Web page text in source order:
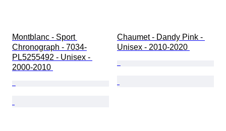
Montblanc - Sport
Chronograph - 7034-
PL5255492 - Unisex -
2000-2010
Chaumet - Dandy Pink -
Unisex - 2010-2020